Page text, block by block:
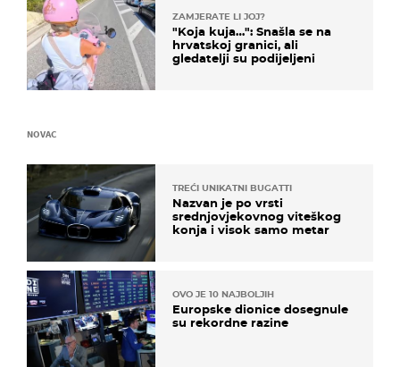
ZAMJERATE LI JOJ?
"Koja kuja…": Snašla se na
hrvatskoj granici, ali
gledatelji su podijeljeni
NOVAC
TREĆI UNIKATNI BUGATTI
Nazvan je po vrsti
srednjovjekovnog viteškog
konja i visok samo metar
OVO JE 10 NAJBOLJIH
Europske dionice dosegnule
su rekordne razine